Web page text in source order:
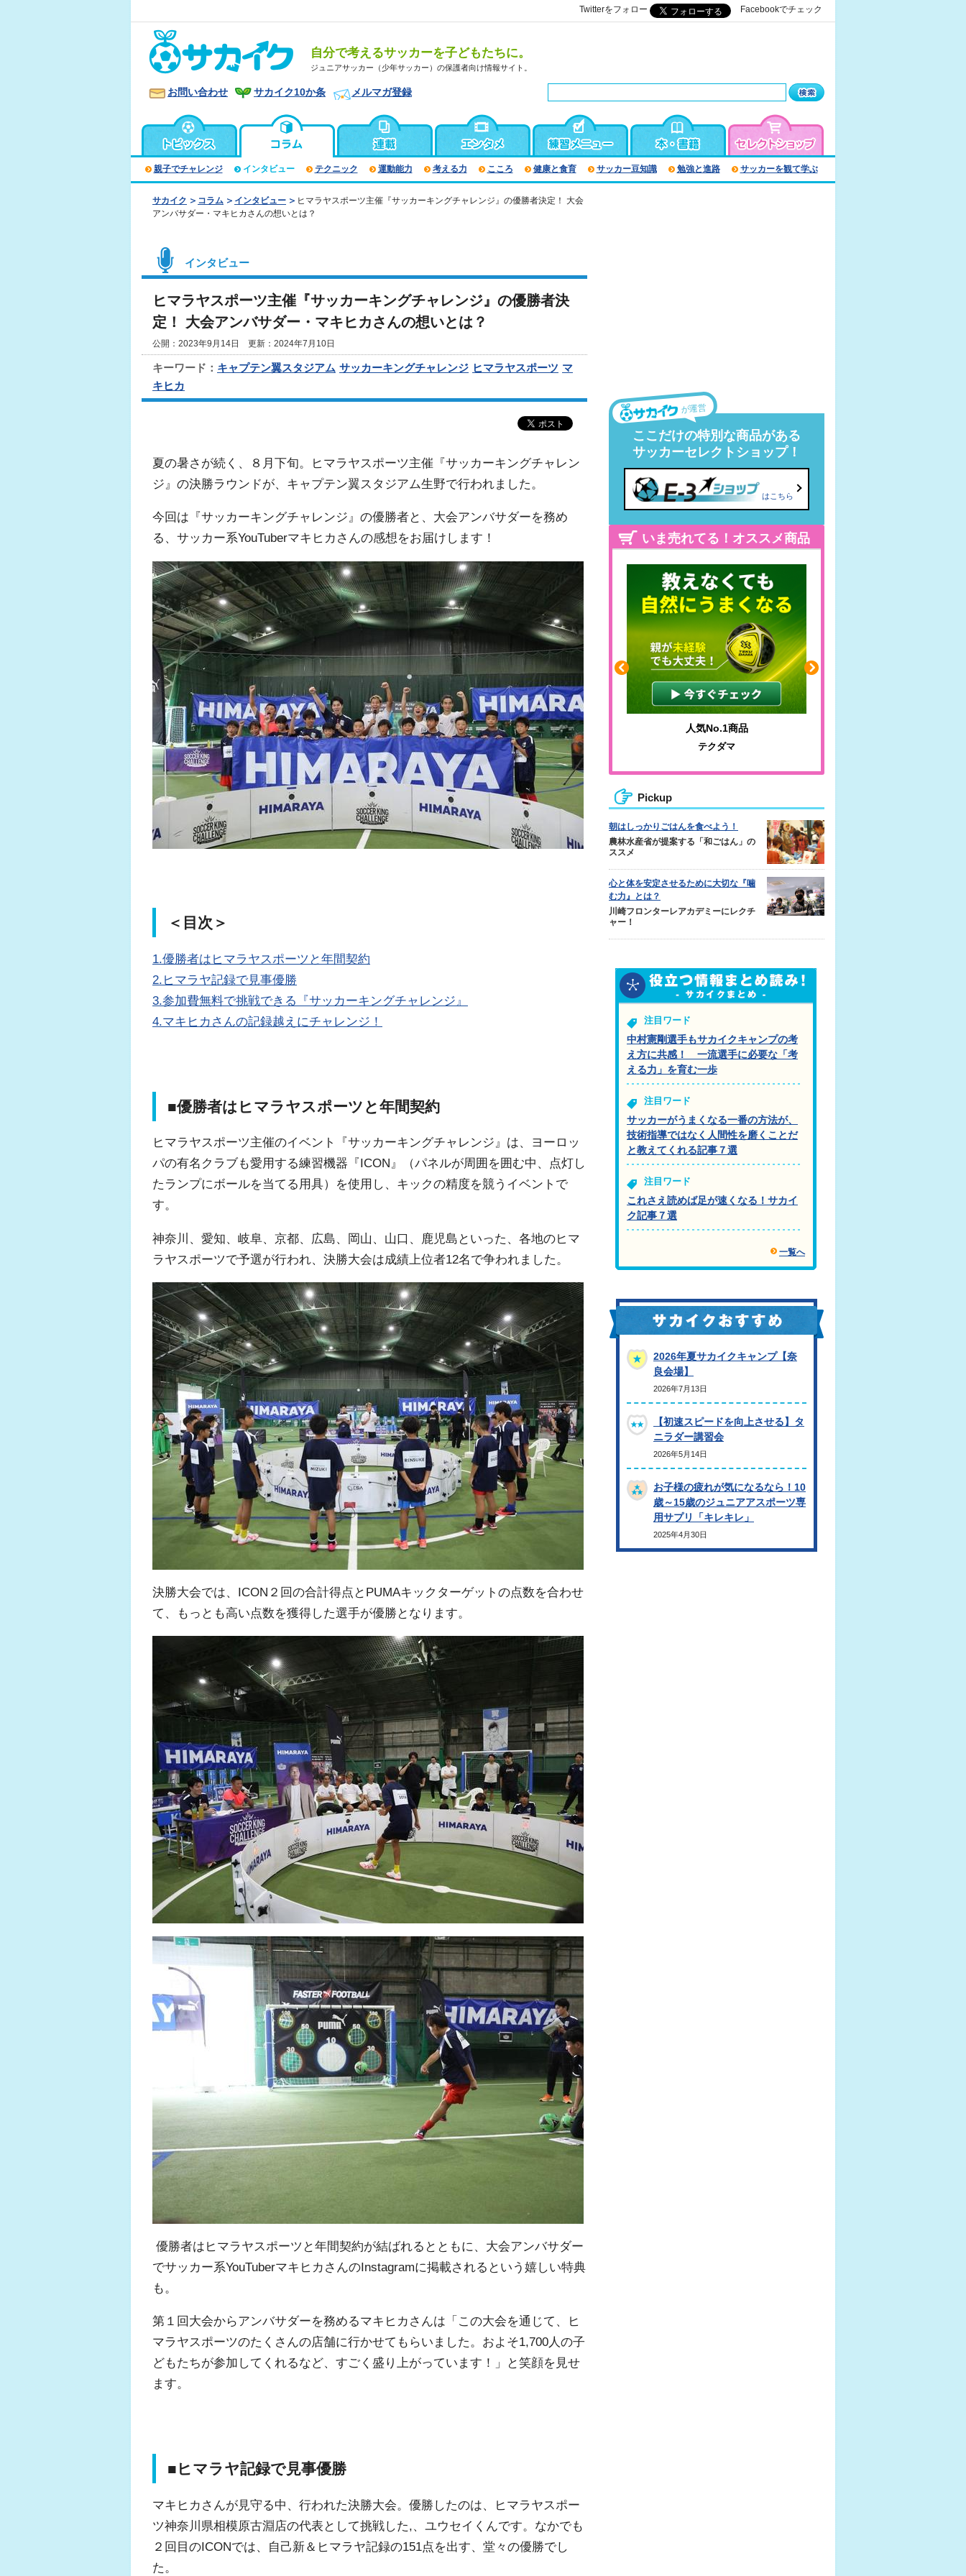
Twitterをフォロー Facebookでチェック
自分で考えるサッカーを子どもたちに。
ジュニアサッカー（少年サッカー）の保護者向け情報サイト。
お問い合わせ サカイク10か条 メルマガ登録
親子でチャレンジ インタビュー テクニック 運動能力 考える力 こころ 健康と食育 サッカー豆知識 勉強と進路 サッカーを観て学ぶ
サカイク コラム インタビュー
ヒマラヤスポーツ主催『サッカーキングチャレンジ』の優勝者決定！ 大会
アンバサダー・マキヒカさんの想いとは？
インタビュー
ヒマラヤスポーツ主催『サッカーキングチャレンジ』の優勝者決
定！ 大会アンバサダー・マキヒカさんの想いとは？
公開：2023年9月14日 更新：2024年7月10日
キーワード： キャプテン翼スタジアム サッカーキングチャレンジ ヒマラヤスポーツ マ
キヒカ
夏の暑さが続く、８月下旬。ヒマラヤスポーツ主催『サッカーキングチャレン
ジ』の決勝ラウンドが、キャプテン翼スタジアム生野で行われました。
今回は『サッカーキングチャレンジ』の優勝者と、大会アンバサダーを務め
る、サッカー系YouTuberマキヒカさんの感想をお届けします！
＜目次＞
1.優勝者はヒマラヤスポーツと年間契約
2.ヒマラヤ記録で見事優勝
3.参加費無料で挑戦できる『サッカーキングチャレンジ』
4.マキヒカさんの記録越えにチャレンジ！
■優勝者はヒマラヤスポーツと年間契約
ヒマラヤスポーツ主催のイベント『サッカーキングチャレンジ』は、ヨーロッ
パの有名クラブも愛用する練習機器『ICON』（パネルが周囲を囲む中、点灯し
たランプにボールを当てる用具）を使用し、キックの精度を競うイベントで
す。
神奈川、愛知、岐阜、京都、広島、岡山、山口、鹿児島といった、各地のヒマ
ラヤスポーツで予選が行われ、決勝大会は成績上位者12名で争われました。
決勝大会では、ICON２回の合計得点とPUMAキックターゲットの点数を合わせ
て、もっとも高い点数を獲得した選手が優勝となります。
優勝者はヒマラヤスポーツと年間契約が結ばれるとともに、大会アンバサダー
でサッカー系YouTuberマキヒカさんのInstagramに掲載されるという嬉しい特典
も。
第１回大会からアンバサダーを務めるマキヒカさんは「この大会を通じて、ヒ
マラヤスポーツのたくさんの店舗に行かせてもらいました。およそ1,700人の子
どもたちが参加してくれるなど、すごく盛り上がっています！」と笑顔を見せ
ます。
■ヒマラヤ記録で見事優勝
マキヒカさんが見守る中、行われた決勝大会。優勝したのは、ヒマラヤスポー
ツ神奈川県相模原古淵店の代表として挑戦した,、ユウセイくんです。なかでも
２回目のICONでは、自己新＆ヒマラヤ記録の151点を出す、堂々の優勝でし
た。
が運営
ここだけの特別な商品がある
サッカーセレクトショップ！
はこちら
いま売れてる！オススメ商品
ふくらはぎの張りや疲れに
ジュニアレッグリカバリー
人気No.1商品
テクダマ
Pickup
朝はしっかりごはんを食べよう！
農林水産省が提案する「和ごはん」の
ススメ
心と体を安定させるために大切な『噛
む力』とは？
川崎フロンターレアカデミーにレクチ
ャー！
注目ワード
中村憲剛選手もサカイクキャンプの考
え方に共感！ 一流選手に必要な「考
える力」を育む一歩
注目ワード
サッカーがうまくなる一番の方法が、
技術指導ではなく人間性を磨くことだ
と教えてくれる記事７選
注目ワード
これさえ読めば足が速くなる！サカイ
ク記事７選
一覧へ
2026年夏サカイクキャンプ【奈
良会場】
2026年7月13日
【初速スピードを向上させる】タ
ニラダー講習会
2026年5月14日
お子様の疲れが気になるなら！10
歳～15歳のジュニアアスポーツ専
用サプリ「キレキレ」
2025年4月30日